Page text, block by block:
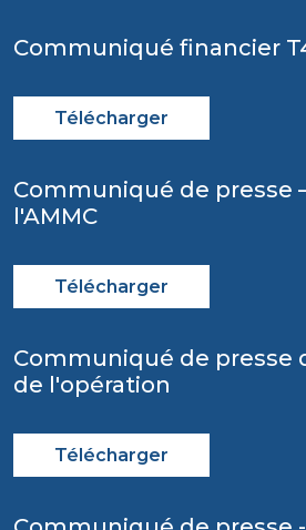
Communiqué financier
Télécharger
Communiqué de presse
l'AMMC
Télécharger
Communiqué de presse
de l'opération
Télécharger